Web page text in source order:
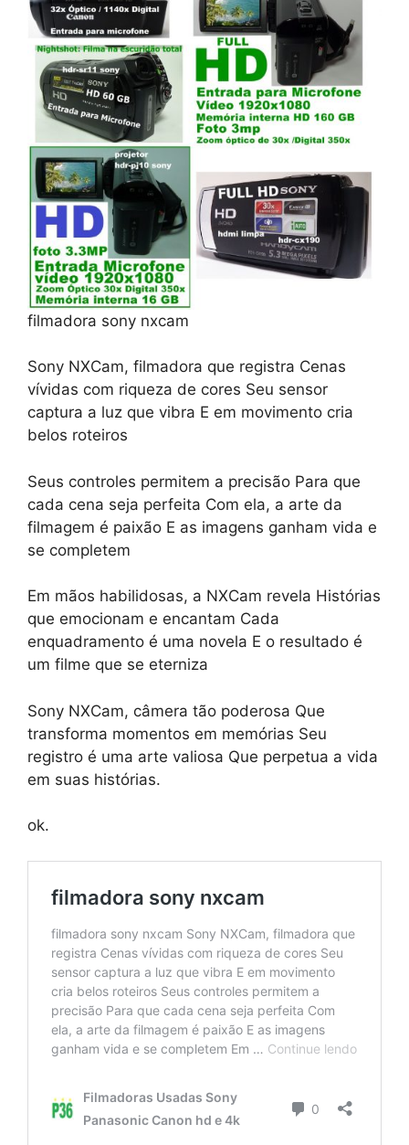
filmadora sony nxcam
Sony NXCam, filmadora que registra Cenas
vívidas com riqueza de cores Seu sensor
captura a luz que vibra E em movimento cria
belos roteiros
Seus controles permitem a precisão Para que
cada cena seja perfeita Com ela, a arte da
filmagem é paixão E as imagens ganham vida e
se completem
Em mãos habilidosas, a NXCam revela Histórias
que emocionam e encantam Cada
enquadramento é uma novela E o resultado é
um filme que se eterniza
Sony NXCam, câmera tão poderosa Que
transforma momentos em memórias Seu
registro é uma arte valiosa Que perpetua a vida
em suas histórias.
ok.